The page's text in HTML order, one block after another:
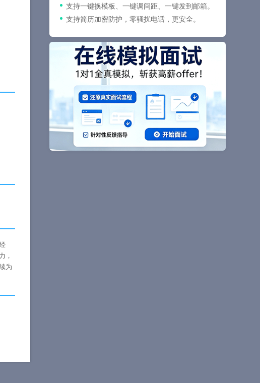
支持一键换模板、一键调间距、一键发到邮箱。
支持简历加密防护，零骚扰电话，更安全。
，
为